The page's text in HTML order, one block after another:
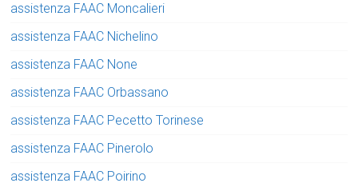
assistenza FAAC Moncalieri
assistenza FAAC Nichelino
assistenza FAAC None
assistenza FAAC Orbassano
assistenza FAAC Pecetto Torinese
assistenza FAAC Pinerolo
assistenza FAAC Poirino